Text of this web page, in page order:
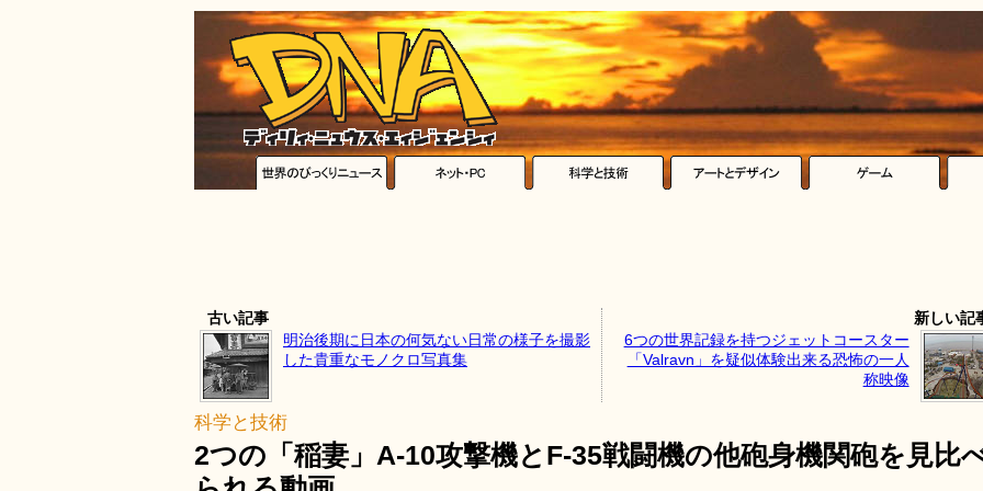
古い記事
明治後期に日本の何気ない日常の様子を撮影
した貴重なモノクロ写真集
新しい記
6つの世界記録を持つジェットコースター
「Valravn」を疑似体験出来る恐怖の一人
称映像
科学と技術
2つの「稲妻」A-10攻撃機とF-35戦闘機の他砲身機関砲を見比